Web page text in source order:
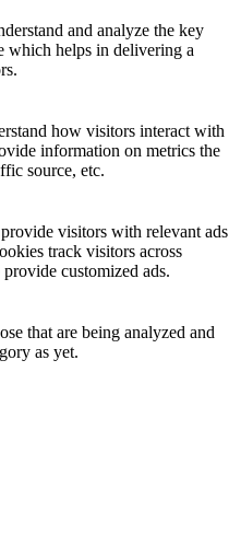
and analyze the key
which helps in delivering a
how visitors interact with
information on metrics the
source, etc.
visitors with relevant ads
track visitors across
customized ads.
that are being analyzed and
as yet.